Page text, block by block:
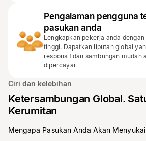
Pengalaman pengguna
pasukan anda
Lengkapkan pekerja anda
tinggi. Dapatkan liputan global
responsif dan sambungan mudah
dipercayai
Ciri dan kelebihan
Ketersambungan Global.
Kerumitan
Mengapa Pasukan Anda Akan